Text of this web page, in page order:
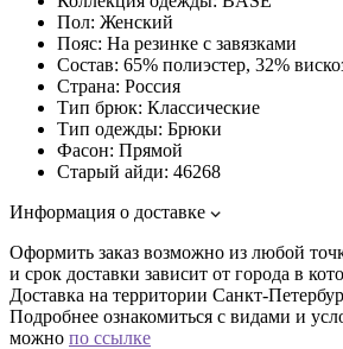
Пол: Женский
Пояс: На резинке с завязками
Состав: 65% полиэстер, 32%
Страна: Россия
Тип брюк: Классические
Тип одежды: Брюки
Фасон: Прямой
Старый айди: 46268
Информация о доставке
Оформить заказ возможно из любой
и срок доставки зависит от города в
Доставка на территории Санкт-
Подробнее ознакомиться с видами и
можно по ссылке